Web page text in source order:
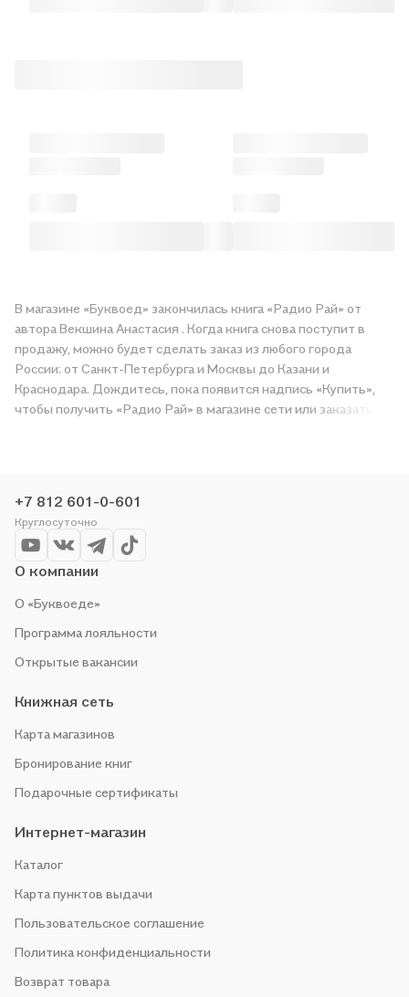
В магазине «Буквоед» закончилась книга «Радио Рай» от
автора Векшина Анастасия . Когда книга снова поступит в
продажу, можно будет сделать заказ из любого города
России: от Санкт-Петербурга и Москвы до Казани и
Краснодара. Дождитесь, пока появится надпись «Купить»,
чтобы получить «Радио Рай» в магазине сети или заказать
+7 812 601-0-601
Круглосуточно
О компании
О «Буквоеде»
Программа лояльности
Открытые вакансии
Книжная сеть
Карта магазинов
Бронирование книг
Подарочные сертификаты
Интернет-магазин
Каталог
Карта пунктов выдачи
Пользовательское соглашение
Политика конфиденциальности
Возврат товара